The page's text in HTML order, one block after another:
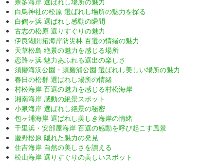
白鳥神社の松原 選ばれし場所の魅力を探る
白鶴ヶ浜 選ばれし感動の瞬間
古志の松原 選りすぐりの魅力
伊良湖開拓海岸防災林 百選の情緒の魅力
天草松島 絶景の魅力を感じる場所
恋路ヶ浜 魅力あふれる選出の楽しさ
須磨海浜公園・須磨浦公園 選ばれし美しい場所の魅力
春日の松群 選ばれし場所の情緒
村松海岸 百選の魅力を感じる村松海岸
湘南海岸 感動の絶景スポット
小泉海岸 選ばれし絶景の秘密
包ヶ浦海岸 選ばれし美しき海岸の情緒
千里浜・安部屋海岸 百選の感動を呼び起こす風景
慶野松原 隠れた魅力の発見
住吉海岸 自然の美しさを讃える
松山海岸 選りすぐりの美しいスポット